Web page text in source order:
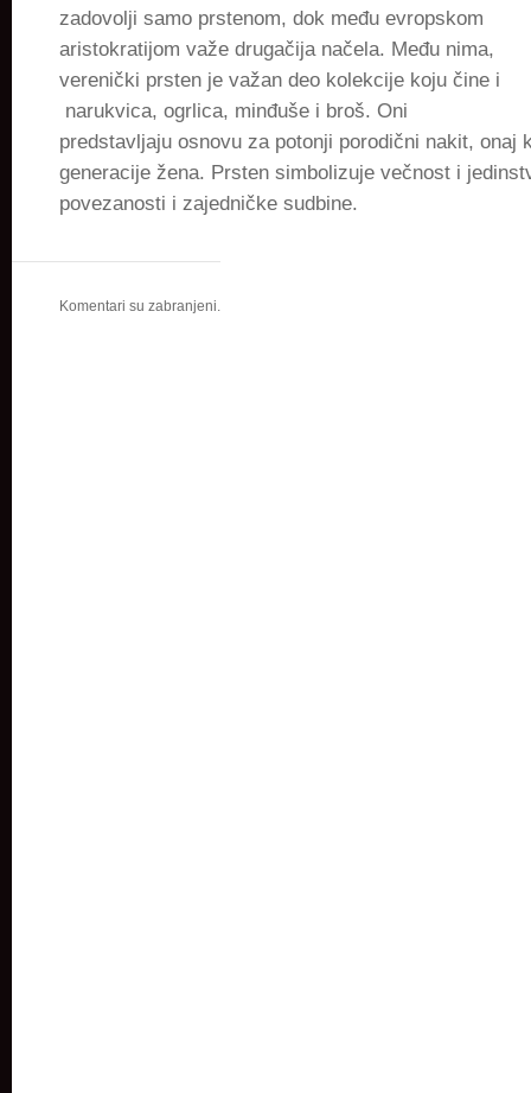
zadovolji samo prstenom, dok među evropskom
aristokratijom važe drugačija načela. Među nima,
verenički prsten je važan deo kolekcije koju čine i
narukvica, ogrlica, minđuše i broš. Oni
predstavljaju osnovu za potonji porodični nakit, onaj
generacije žena. Prsten simbolizuje večnost i
povezanosti i zajedničke sudbine.
Komentari su zabranjeni.